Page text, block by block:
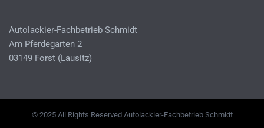
Autolackier-Fachbetrieb Schmidt
Am Pferdegarten 2
03149 Forst (Lausitz)
© 2025 All Rights Reserved Autolackier-Fachbetrieb Schmidt